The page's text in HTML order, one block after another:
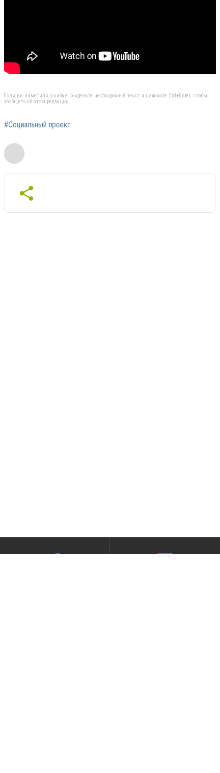
Если вы заметили ошибку, выделите необходимый текст и нажмите Ctrl+Enter, чтобы
сообщить об этом редакции
#Социальный проект